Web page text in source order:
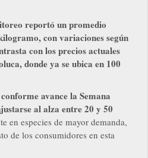
reportó un promedio
con variaciones según
con los precios actuales
donde ya se ubica en 100
conforme avance la Semana
al alza entre 20 y 50
en especies de mayor demanda,
de los consumidores en esta